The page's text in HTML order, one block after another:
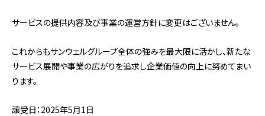
サービスの提供内容及び事業の運営方針に変更はございません。
これからもサンウェルグループ全体の強みを最大限に活かし、新たな
サービス展開や事業の広がりを追求し企業価値の向上に努めてまい
ります。
譲受日：2025年5月1日